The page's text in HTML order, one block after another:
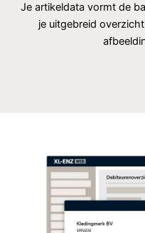
Je artikeldata vormt de
je uitgebreid